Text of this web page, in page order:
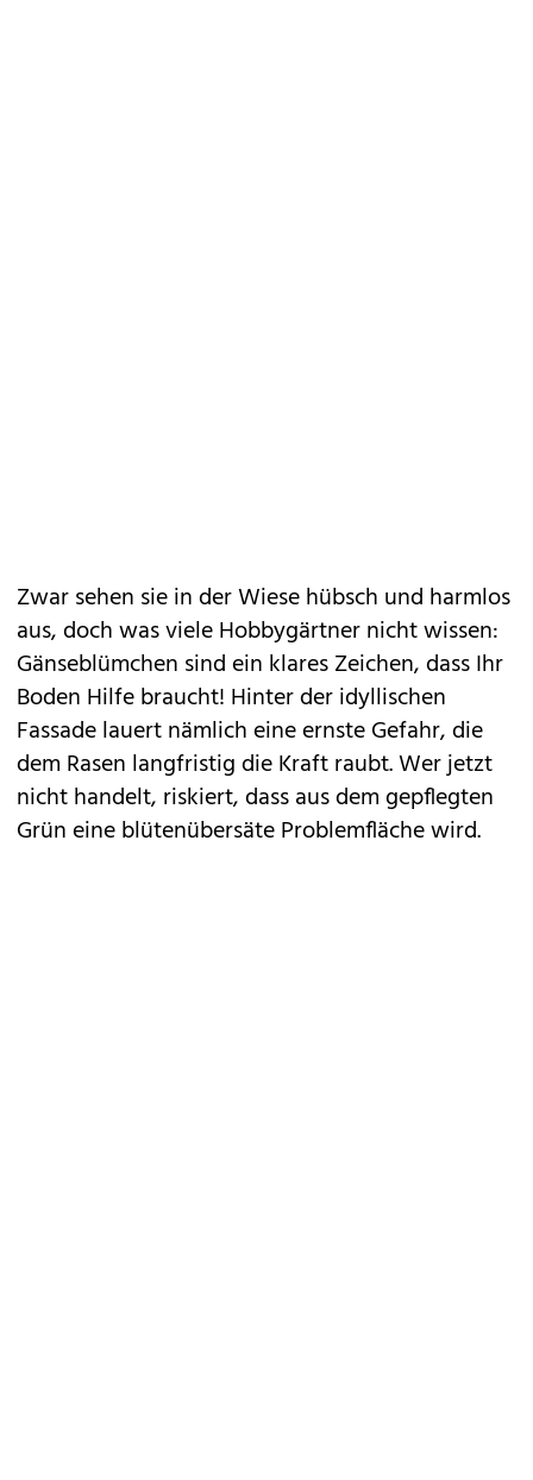
Zwar sehen sie in der Wiese hübsch und harmlos
aus, doch was viele Hobbygärtner nicht wissen:
Gänseblümchen sind ein klares Zeichen, dass Ihr
Boden Hilfe braucht! Hinter der idyllischen
Fassade lauert nämlich eine ernste Gefahr, die
dem Rasen langfristig die Kraft raubt. Wer jetzt
nicht handelt, riskiert, dass aus demgepflegten
Grüneine blütenübersäte Problemfläche wird.